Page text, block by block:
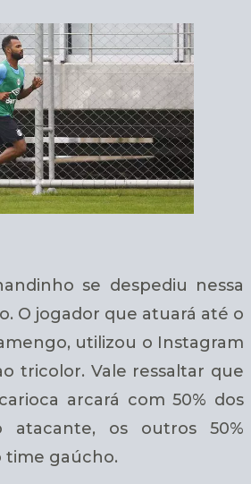
se despediu nessa
O jogador que atuará até o
utilizou o Instagram
tricolor. Vale ressaltar que
arcará com 50% dos
atacante, os outros 50%
time gaúcho.